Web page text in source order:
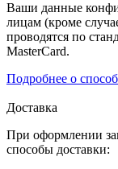
Ваши данные
лицам (кроме
проводятся по
MasterCard.
Подробнее о
Доставка
При оформлении
способы доставки: